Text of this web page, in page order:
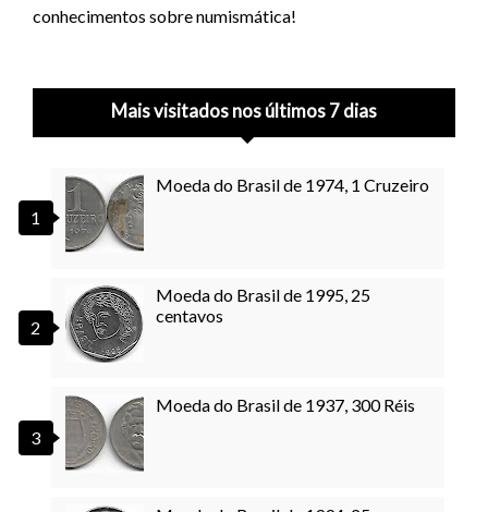
conhecimentos sobre numismática!
Mais visitados nos últimos 7 dias
Moeda do Brasil de 1974, 1 Cruzeiro
Moeda do Brasil de 1995, 25
centavos
Moeda do Brasil de 1937, 300 Réis